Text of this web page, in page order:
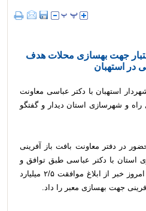
اعتبار جهت بهسازی محلات هدف
در استهبان
۳۰ اردیبهشت ماه ۱۴۰۴ شهردار استهبان با دکتر عباسی معاونت
راه و شهرسازی استان دیدار و گفتگو
در دفتر معاونت بافت باز آفرینی
استان با دکتر عباسی طبق توافق و
پیگیری های انجام شده از قبل، امروز خبر از ابلاغ موافقت ۲/۵ میلیارد
جهت بهسازی معبر را داد.